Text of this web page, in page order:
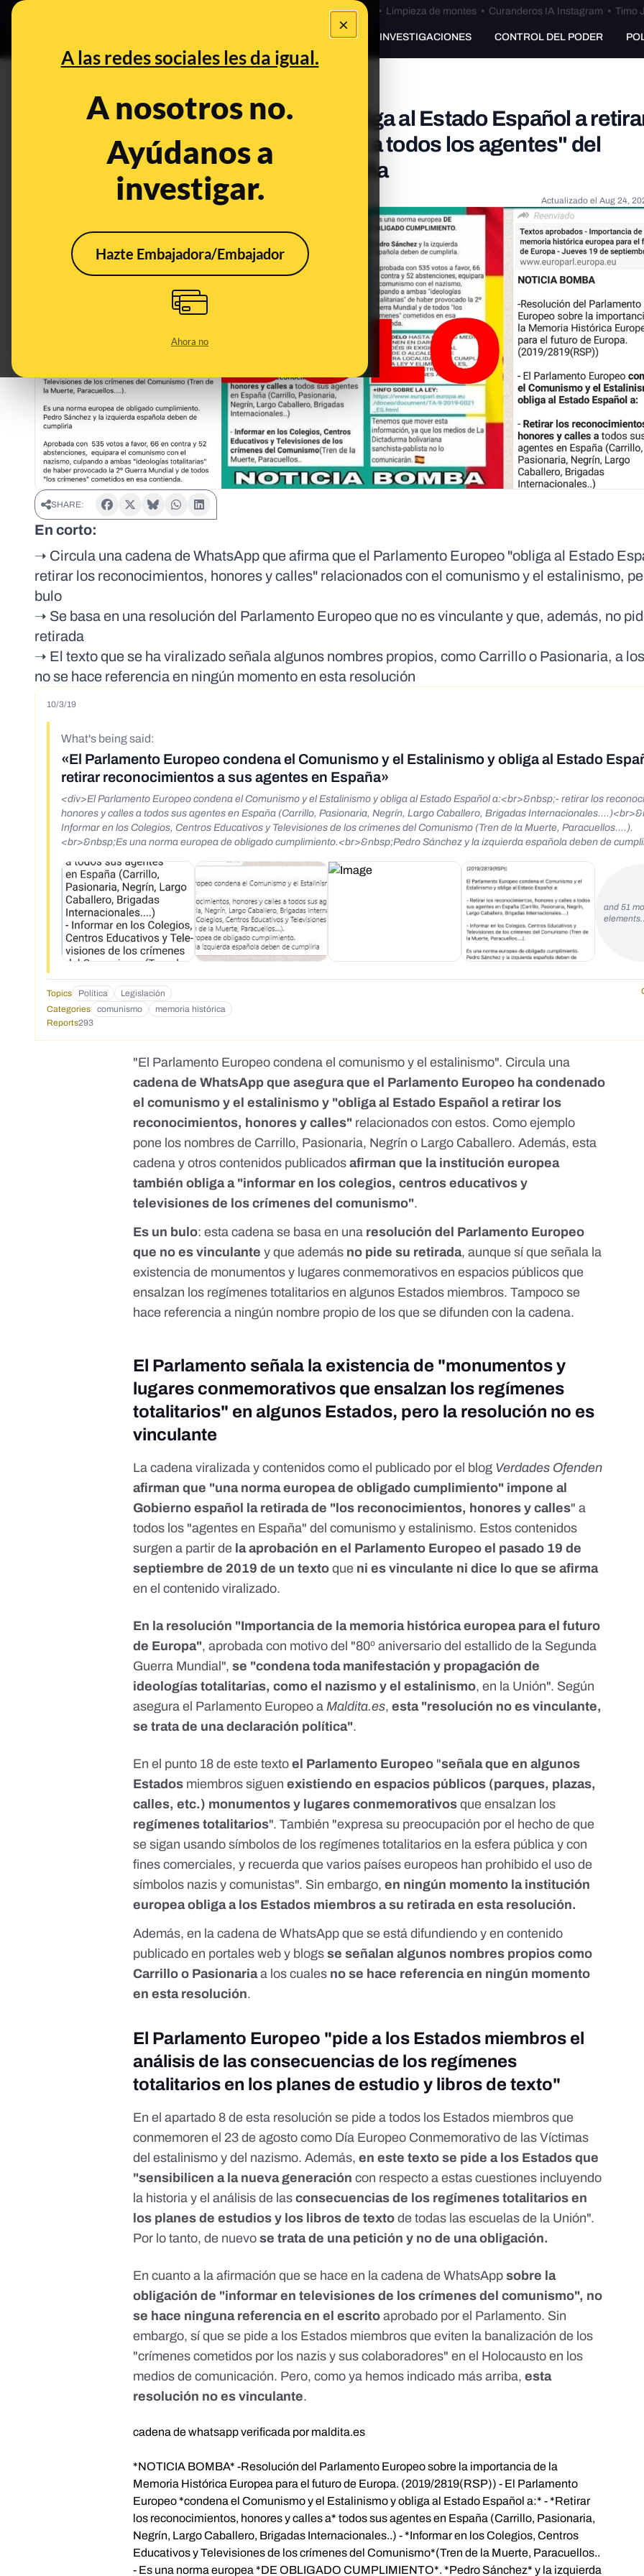
×
A las redes sociales les da igual.
A nosotros no.
Ayúdanos a
investigar.
Hazte Embajadora/Embajador
Ahora no
Bulos Ceuta • Limpieza de montes• Curanderos IA Instagram • Timo
PREBUNKING INVESTIGACIONES CONTROL DEL PODER
No, el Parlamento Europeo no "obliga al Estado Español a
reconocimientos, honores y calles a todos los agentes" del
comunismo y estalinismo en España
Nov 18, 2020, 10:19:00 AM Actualizado el Aug 24,
SHARE:
En corto:
➝ Circula una cadena de WhatsApp que afirma que el Parlamento Europeo "obliga al Estado
retirar los reconocimientos, honores y calles" relacionados con el comunismo y el estalinismo,
bulo
➝ Se basa en una resolución del Parlamento Europeo que no es vinculante y que, además, no
retirada
➝ El texto que se ha viralizado señala algunos nombres propios, como Carrillo o Pasionaria, a
no se hace referencia en ningún momento en esta resolución
10/3/19
What's being said:
«El Parlamento Europeo condena el Comunismo y el Estalinismo y obliga al Estado
retirar reconocimientos a sus agentes en España»
<div>El Parlamento Europeo condena el Comunismo y el Estalinismo y obliga al Estado Español a:<br>&nbsp;- retirar los
honores y calles a todos sus agentes en España (Carrillo, Pasionaria, Negrín, Largo Caballero, Brigadas
Informar en los Colegios, Centros Educativos y Televisiones de los crímenes del Comunismo (Tren de la Muerte, Paracuellos....).
<br>&nbsp;Es una norma europea de obligado cumplimiento.<br>&nbsp;Pedro Sánchez y la izquierda española deben de
europea/amp/?__twitter_impression=true">https://laverdadofende.blog/2019/10/03/el-parlamento-europeo-condena-el-
estalinismo-comunidad-europea/amp/?__twitter_impression=true</a></div><div>&nbsp;</div><div><a
href="https://twitter.com/cafexpres/status/1225516665183645702?s=08">https://twitter.com/cafexpres/status/
s=08</a></div>
and 51
Topics Política Legislación
Categories
comunismo
memoria histórica
Reports293
"El Parlamento Europeo condena el comunismo y el estalinismo". Circula una
cadena de WhatsApp que asegura que el Parlamento Europeo ha condenado
el comunismo y el estalinismo y "obliga al Estado Español a retirar los
reconocimientos, honores y calles" relacionados con estos. Como ejemplo
pone los nombres de Carrillo, Pasionaria, Negrín o Largo Caballero. Además, esta
cadena y otros contenidos publicadosafirman que la institución europea
también obliga a "informar en los colegios, centros educativos y
televisiones de los crímenes del comunismo".
Es un bulo: esta cadena se basa en una resolución del Parlamento Europeo
que no es vinculante y que además no pide su retirada, aunque sí que señala la
existencia de monumentos y lugares conmemorativos en espacios públicos que
ensalzan los regímenes totalitarios en algunos Estados miembros. Tampoco se
hace referencia a ningún nombre propio de los que se difunden con la cadena.
El Parlamento señala la existencia de "monumentos y
lugares conmemorativos que ensalzan los regímenes
totalitarios" en algunos Estados, pero la resolución no es
vinculante
La cadena viralizada y contenidos como el publicado por el blog Verdades Ofenden
afirman que "una norma europea de obligado cumplimiento" impone al
Gobierno español la retirada de "los reconocimientos, honores y calles" a
todos los "agentes en España" del comunismo y estalinismo. Estos contenidos
surgen a partir de la aprobación en el Parlamento Europeo el pasado 19 de
septiembre de 2019 de un texto que ni es vinculante ni dice lo que se afirma
en el contenido viralizado.
En la resolución "Importancia de la memoria histórica europea para el futuro
de Europa", aprobada con motivo del "80º aniversario del estallido de la Segunda
Guerra Mundial",se "condena toda manifestación y propagación de
ideologías totalitarias, como el nazismo y el estalinismo, en la Unión". Según
asegura el Parlamento Europeo aMaldita.es,esta "resolución no es vinculante,
se trata de una declaración política".
En el punto 18 de este texto el Parlamento Europeo "señala que en algunos
Estados miembros siguenexistiendo en espacios públicos (parques, plazas,
calles, etc.) monumentos y lugares conmemorativos que ensalzan los
regímenes totalitarios". También "expresa su preocupación por el hecho de que
se sigan usando símbolos de los regímenes totalitarios en la esfera pública y con
fines comerciales, y recuerda que varios países europeos han prohibido el uso de
símbolos nazis y comunistas". Sin embargo,en ningún momento la institución
europea obliga a los Estados miembros a su retirada en esta resolución.
Además, en la cadena de WhatsApp que se está difundiendo y en contenido
publicado en portales web y blogsse señalan algunos nombres propios como
Carrillo o Pasionariaa los cuales no se hace referencia en ningún momento
en esta resolución.
El Parlamento Europeo "pide a los Estados miembros el
análisis de las consecuencias de los regímenes
totalitarios en los planes de estudio y libros de texto"
En el apartado 8 de esta resolución se pide a todos los Estados miembros que
conmemoren el 23 de agosto como Día Europeo Conmemorativo de las Víctimas
del estalinismo y del nazismo. Además,en este texto se pide a los Estados que
"sensibilicen a la nueva generación con respecto a estas cuestiones incluyendo
la historia y el análisis de lasconsecuencias de los regímenes totalitarios en
los planes de estudios y los libros de texto de todas las escuelas de la Unión".
Por lo tanto, de nuevose trata de una petición y no de una obligación.
En cuanto a la afirmación que se hace en la cadena de WhatsAppsobre la
obligación de "informar en televisiones de los crímenes del comunismo", no
se hace ninguna referencia en el escritoaprobado por el Parlamento. Sin
embargo, sí que se pide a los Estados miembros que eviten la banalización de los
"crímenes cometidos por los nazis y sus colaboradores" en el Holocausto en los
medios de comunicación. Pero, como ya hemos indicado más arriba,esta
resolución no es vinculante.
cadena de whatsapp verificada por maldita.es
*NOTICIA BOMBA* -Resolución del Parlamento Europeo sobre la importancia de la
Memoria Histórica Europea para el futuro de Europa. (2019/2819(RSP)) - El Parlamento
Europeo *condena el Comunismo y el Estalinismo y obliga al Estado Español a:* - *Retirar
los reconocimientos, honores y calles a* todos sus agentes en España (Carrillo, Pasionaria,
Negrín, Largo Caballero, Brigadas Internacionales..) - *Informar en los Colegios, Centros
Educativos y Televisiones de los crímenes del Comunismo*(Tren de la Muerte, Paracuellos..
- Es una norma europea *DE OBLIGADO CUMPLIMIENTO*. *Pedro Sánchez* y la izquierda